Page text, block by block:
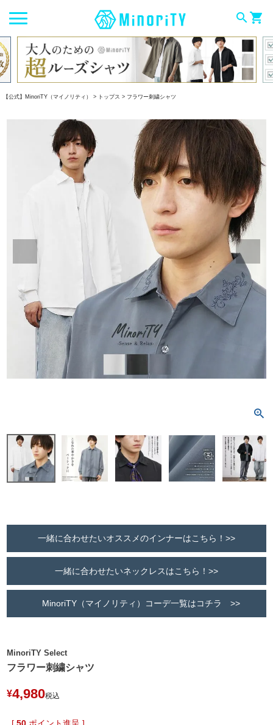
searchshopping_cart
【公式】MinoriTY（マイノリティ） トップス フラワー刺繍シャツ
一緒に合わせたいオススメのインナーはこちら！>>
一緒に合わせたいネックレスはこちら！>>
MinoriTY（マイノリティ）コーデ一覧はコチラ >>
MinoriTY Select
フラワー刺繍シャツ
¥4,980税込
[ 50 ポイント進呈 ]